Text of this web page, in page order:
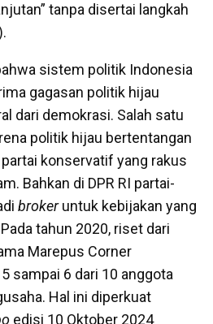
tanpa disertai langkah
sistem politik Indonesia
gagasan politik hijau
dari demokrasi. Salah satu
politik hijau bertentangan
konservatif yang rakus
Bahkan di DPR RI partai-
brokeruntuk kebijakan yang
tahun 2020, riset dari
Marepus Corner
sampai 6 dari 10 anggota
Hal ini diperkuat
edisi 10 Oktober 2024